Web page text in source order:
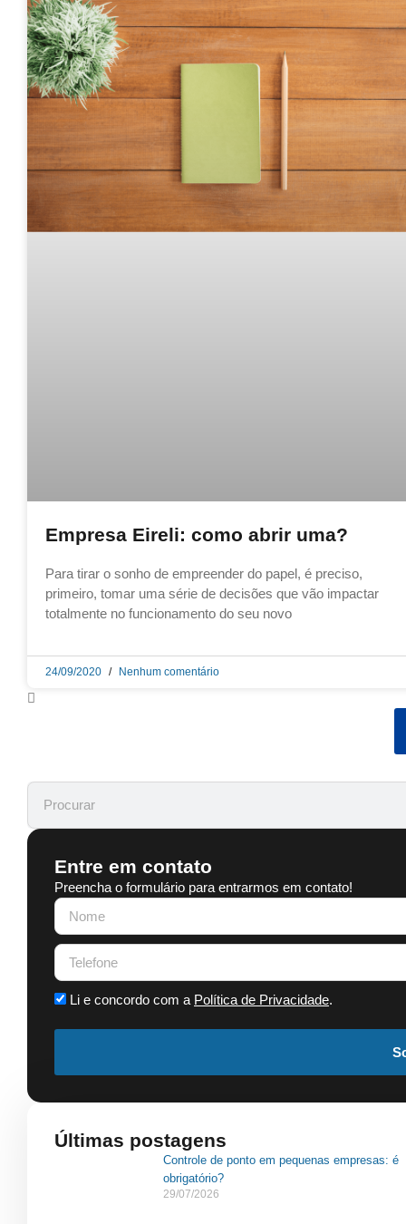
Empresa Eireli: como abrir uma?
Para tirar o sonho de empreender do papel, é preciso,
primeiro, tomar uma série de decisões que vão impactar
totalmente no funcionamento do seu novo
24/09/2020 Nenhum comentário
Entre em contato
Preencha o formulário para entrarmos em contato!
Li e concordo com a Política de Privacidade.
Últimas postagens
Controle de ponto em pequenas empresas: é
obrigatório?
29/07/2026